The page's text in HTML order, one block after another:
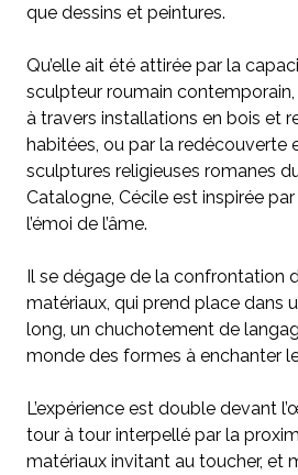
que dessins et peintures.
Qu’elle ait été attirée par la
sculpteur roumain
à travers installations en bois et
habitées, ou par la redécouverte
sculptures religieuses romanes
Catalogne, Cécile est inspirée
l’émoi de l’âme.
Il se dégage de la confrontation
matériaux, qui prend place dans
long, un chuchotement de
monde des formes à enchanter
L’expérience est double devant
tour à tour interpellé par la
matériaux invitant au toucher, et